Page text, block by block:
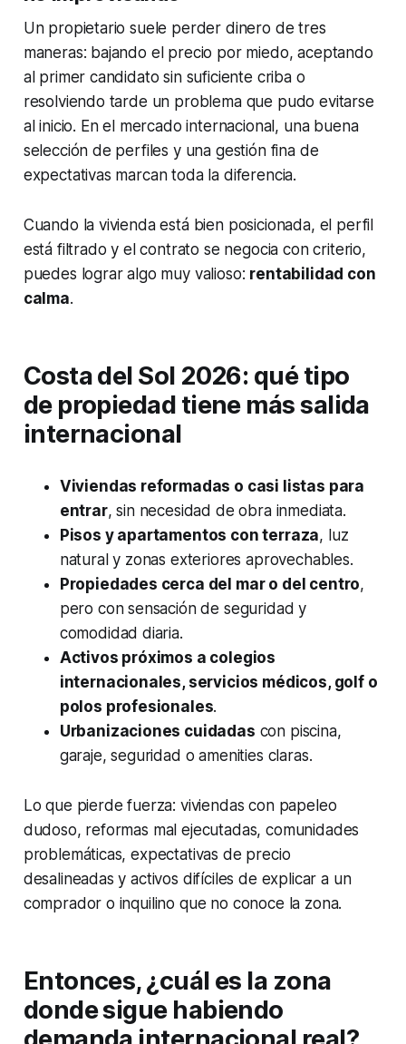
Un propietario suele perder dinero de tres
maneras: bajando el precio por miedo, aceptando
al primer candidato sin suficiente criba o
resolviendo tarde un problema que pudo evitarse
al inicio. En el mercado internacional, una buena
selección de perfiles y una gestión fina de
expectativas marcan toda la diferencia.
Cuando la vivienda está bien posicionada, el perfil
está filtrado y el contrato se negocia con criterio,
puedes lograr algo muy valioso: rentabilidad con
calma.
Costa del Sol 2026: qué tipo
de propiedad tiene más salida
internacional
Viviendas reformadas o casi listas para
entrar, sin necesidad de obra inmediata.
Pisos y apartamentos con terraza, luz
natural y zonas exteriores aprovechables.
Propiedades cerca del mar o del centro,
pero con sensación de seguridad y
comodidad diaria.
Activos próximos a colegios
internacionales, servicios médicos, golf o
polos profesionales.
Urbanizaciones cuidadas con piscina,
garaje, seguridad o amenities claras.
Lo que pierde fuerza: viviendas con papeleo
dudoso, reformas mal ejecutadas, comunidades
problemáticas, expectativas de precio
desalineadas y activos difíciles de explicar a un
comprador o inquilino que no conoce la zona.
Entonces, ¿cuál es la zona
donde sigue habiendo